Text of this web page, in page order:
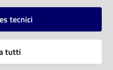
tecnici
tutti